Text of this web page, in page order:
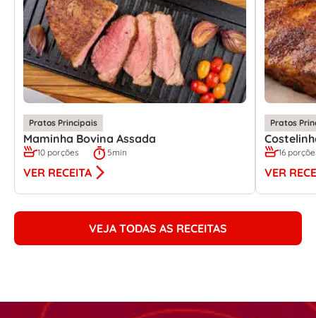
Pratos Principais
Maminha Bovina Assada
10 porções 5min
VER RECEITA
Pratos
16
VER
VEJA TODAS AS RECEITAS